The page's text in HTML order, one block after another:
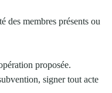
des membres présents ou
proposée.
signer tout acte